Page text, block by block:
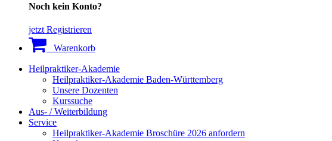
Noch kein Konto?
jetzt Registrieren
Warenkorb
Heilpraktiker-Akademie
Heilpraktiker-Akademie Baden-Württemberg
Unsere Dozenten
Kurssuche
Aus- / Weiterbildung
Service
Heilpraktiker-Akademie Broschüre 2026 anfordern